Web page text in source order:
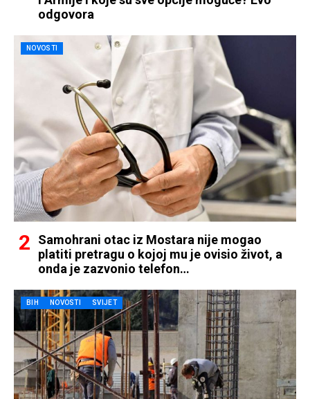
odgovora
NOVOSTI
Samohrani otac iz Mostara nije mogao
platiti pretragu o kojoj mu je ovisio život, a
onda je zazvonio telefon…
BIH NOVOSTI SVIJET